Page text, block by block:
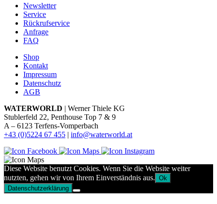
Newsletter
Service
Rückrufservice
Anfrage
FAQ
Shop
Kontakt
Impressum
Datenschutz
AGB
WATERWORLD | Werner Thiele KG
Stublerfeld 22, Penthouse Top 7 & 9
A – 6123 Terfens-Vomperbach
+43 (0)5224 67 455 | info@waterworld.at
Diese Website benutzt Cookies. Wenn Sie die Website weiter
nutzten, gehen wir von Ihrem Einverständnis aus. Ok
Datenschutzerklärung